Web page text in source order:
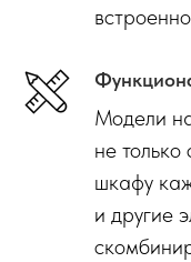
Модели
не
шкафу
и другие